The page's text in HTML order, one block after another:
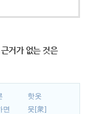
근거가 없는 것은
핫옷
면
뭇[衆]